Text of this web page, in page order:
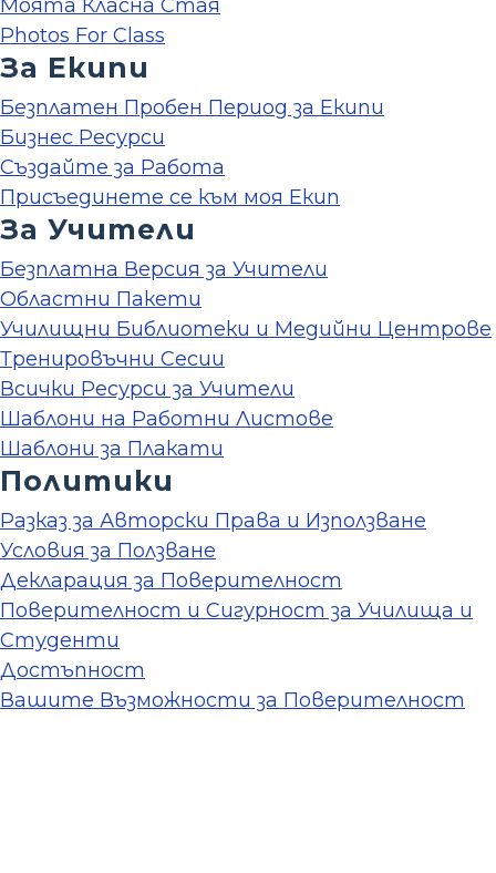
Моята Класна Стая
Photos For Class
За Екипи
Безплатен Пробен Период за Екипи
Бизнес Ресурси
Създайте за Работа
Присъединете се към моя Екип
За Учители
Безплатна Версия за Учители
Областни Пакети
Училищни Библиотеки и Медийни Центрове
Тренировъчни Сесии
Всички Ресурси за Учители
Шаблони на Работни Листове
Шаблони за Плакати
Политики
Разказ за Авторски Права и Използване
Условия за Ползване
Декларация за Поверителност
Поверителност и Сигурност за Училища и
Студенти
Достъпност
Вашите Възможности за Поверителност